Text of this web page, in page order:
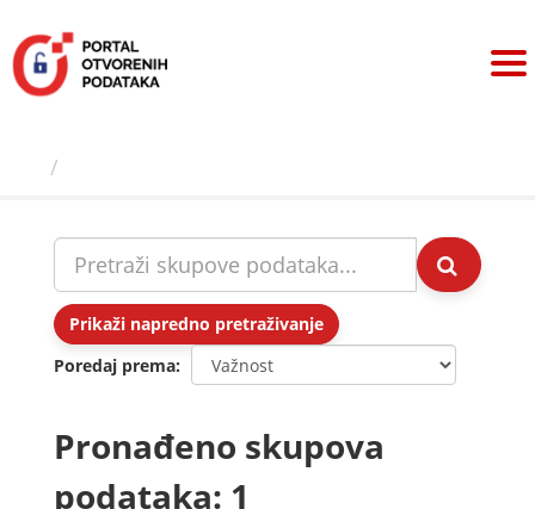
sadržaj
Prikaži napredno pretraživanje
Poredaj prema
Pronađeno skupova
podataka: 1